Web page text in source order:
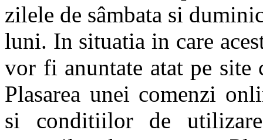
zilele de sâmbata si
luni. In situatia in care
vor fi anuntate atat pe site
Plasarea unei comenzi
si conditiilor de